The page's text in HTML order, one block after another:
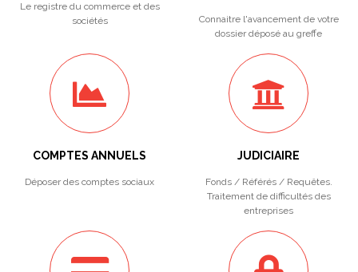
Le registre du commerce et des
sociétés
Connaitre l'avancement de votre
dossier déposé au greffe
COMPTES ANNUELS
Déposer des comptes sociaux
JUDICIAIRE
Fonds / Référés / Requêtes.
Traitement de difficultés des
entreprises